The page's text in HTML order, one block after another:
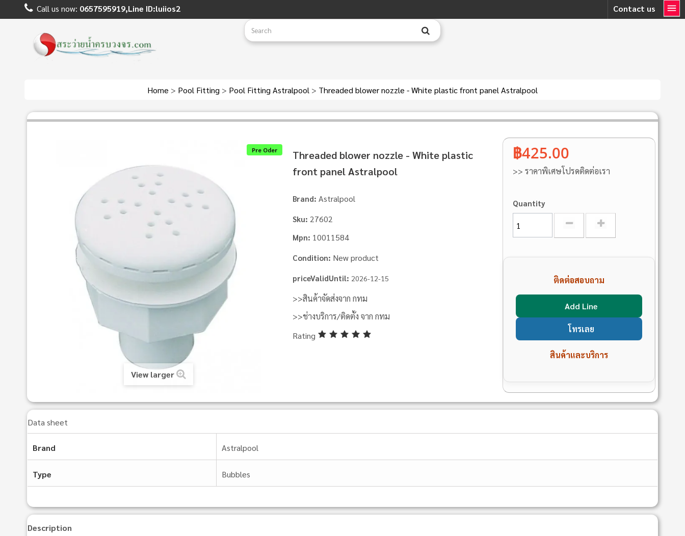
Contact us
Call us now: 0657595919,Line ID:luiios2
Home > Pool Fitting > Pool Fitting Astralpool > Threaded blower nozzle - White plastic front panel Astralpool
Pre Oder
View larger
Threaded blower nozzle - White plastic
front panel Astralpool
Brand: Astralpool
Sku: 27602
Mpn: 10011584
Condition: New product
priceValidUntil: 2026-12-15
>>สินค้าจัดส่งจาก กทม
>>ช่างบริการ/ติดตั้ง จาก กทม
Rating
฿425.00
>> ราคาพิเศษโปรดติดต่อเรา
Quantity
ติดต่อสอบถาม
Add Line
โทรเลย
สินค้าและบริการ
Data sheet
Brand Astralpool
Type Bubbles
Description